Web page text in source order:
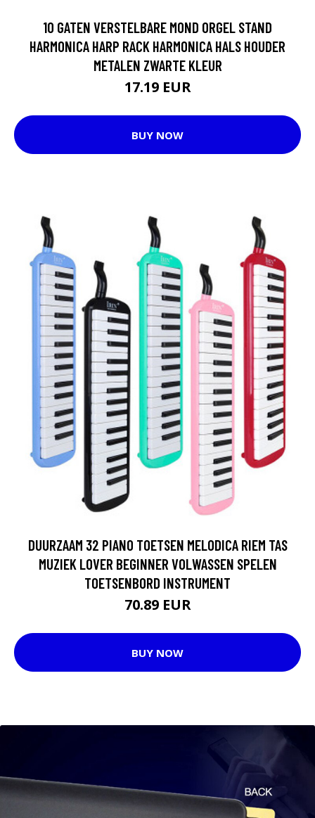
10 GATEN VERSTELBARE MOND ORGEL STAND
HARMONICA HARP RACK HARMONICA HALS HOUDER
METALEN ZWARTE KLEUR
17.19 EUR
BUY NOW
DUURZAAM 32 PIANO TOETSEN MELODICA RIEM TAS
MUZIEK LOVER BEGINNER VOLWASSEN SPELEN
TOETSENBORD INSTRUMENT
70.89 EUR
BUY NOW